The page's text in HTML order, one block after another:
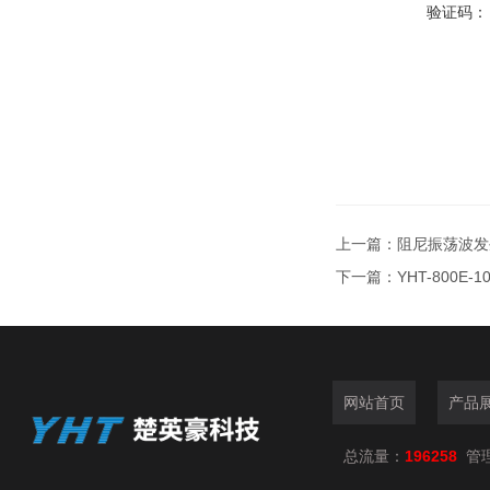
验证码：
上一篇： 阻尼振荡波
下一篇： YHT-800E-
网站首页 产品
总流量： 196258 管